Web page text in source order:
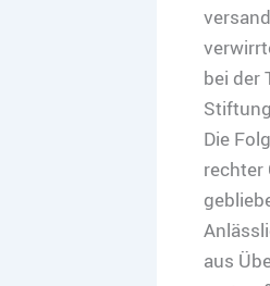
bei der
Die
rechter
aus